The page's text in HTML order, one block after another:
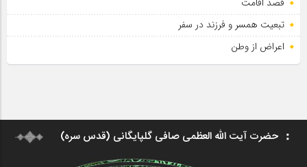
تبعیت همسر و فرزند در سفر
اعراض از وطن
حضرت آیت الله العظمی صافی گلپایگانی (قدس سره)